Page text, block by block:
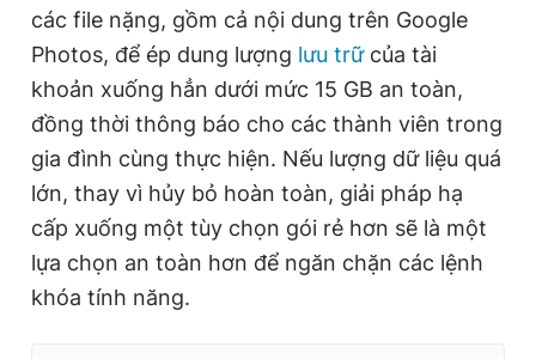
các file nặng, gồm cả nội dung trên Google
Photos, để ép dung lượng lưu trữcủa tài
khoản xuống hẳn dưới mức 15 GB an toàn,
đồng thời thông báo cho các thành viên trong
gia đình cùng thực hiện. Nếu lượng dữ liệu quá
lớn, thay vì hủy bỏ hoàn toàn, giải pháp hạ
cấp xuống một tùy chọn gói rẻ hơn sẽ là một
lựa chọn an toàn hơn để ngăn chặn các lệnh
khóa tính năng.